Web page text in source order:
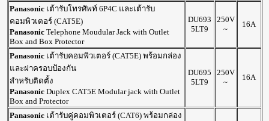
Panasonicเต้ารับโทรศัพท์ 6P4C และเต้ารับ
คอมพิวเตอร์ (CAT5E)
PanasonicTelephone Moudular Jack with Outlet
Box and Box Protector
DU693
5LT9
250V
~
16A
Panasonicเต้ารับคอมพิวเตอร์ (CAT5E) พร้อมกล่อง
และฝาครอบป้องกัน
สำหรับติดตั้ง
PanasonicDuplex CAT5E Modular jack with Outlet
Box and Protector
DU695
5LT9
250V
~
16A
Panasonicเต้ารับคู่คอมพิวเตอร์ (CAT6) พร้อมกล่อง